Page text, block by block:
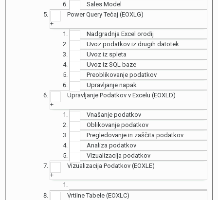
Sales Model
Power Query Tečaj (EOXLG)
+
Nadgradnja Excel orodij
Uvoz podatkov iz drugih datotek
Uvoz iz spleta
Uvoz iz SQL baze
Preoblikovanje podatkov
Upravljanje napak
Upravljanje Podatkov v Excelu (EOXLD)
+
Vnašanje podatkov
Oblikovanje podatkov
Pregledovanje in zaščita podatkov
Analiza podatkov
Vizualizacija podatkov
Vizualizacija Podatkov (EOXLE)
+
Vrtilne Tabele (EOXLC)